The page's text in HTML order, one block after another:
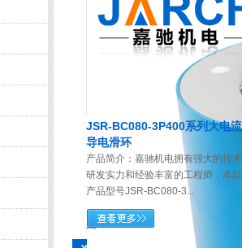
JSR-BC080-3P400系列大电流
导电滑环
产品简介：嘉驰机电拥有强大的技术
研发实力和经验丰富的工程师，本款
产品型号JSR-BC080-3...